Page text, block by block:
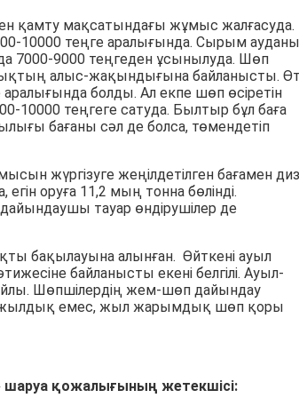
қамту мақсатындағы жұмыс жалғасуда.
10000 теңге аралығында. Сырым
7000-9000 теңгеден ұсынылуда. Шөп
алыс-жақындығына байланысты.
болды. Ал екпе шөп өсіретін
10000 теңгеге сатуда. Былтыр бұл баға
бағаны сәл де болса, төмендетіп
жүргізуге жеңілдетілген бағамен
оруға 11,2 мың тонна бөлінді.
тауар өндірушілер де
бақылауына алынған. Өйткені ауыл
байланысты екені белгілі. Ауыл-
Шөпшілердің жем-шөп дайындау
жылдық емес, жыл жарымдық шөп қоры
шаруа қожалығының жетекшісі: